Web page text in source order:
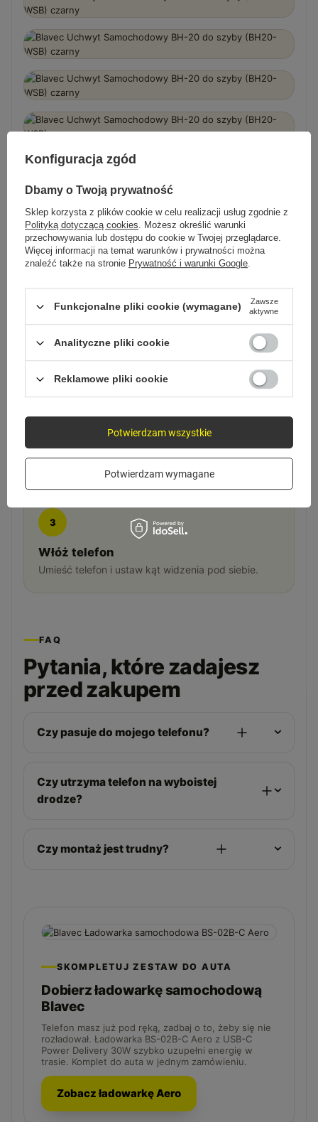
MONTAŻ W 3 KROKACH
Gotowe w kilka sekund
1
Przymocuj do szyby lub deski
Wybierz miejsce i przyłóż podstawę do szyby albo
deski rozdzielczej.
2
Dociśnij i zablokuj
stabilnie.
3
Włóż telefon
Umieść telefon i ustaw kąt widzenia pod siebie.
FAQ
Pytania, które zadajesz
przed zakupem
Czy pasuje do mojego telefonu?
Czy utrzyma telefon na wyboistej
drodze?
Czy montaż jest trudny?
SKOMPLETUJ ZESTAW DO AUTA
Dobierz ładowarkę samochodową
Blavec
Telefon masz już pod ręką, zadbaj o to, żeby się nie
rozładował. Ładowarka BS-02B-C Aero z USB-C
Power Delivery 30W szybko uzupełni energię w
trasie. Komplet do auta w jednym zamówieniu.
Zobacz ładowarkę Aero
Konfiguracja zgód
Dbamy o Twoją prywatność
Sklep korzysta z plików cookie w celu realizacji usług zgodnie z
Polityką dotyczącą cookies. Możesz określić warunki
przechowywania lub dostępu do cookie w Twojej przeglądarce.
Więcej informacji na temat warunków i prywatności można
znaleźć także na stronie Prywatność i warunki Google.
Funkcjonalne pliki cookie (wymagane)
Zawsze
aktywne
Analityczne pliki cookie
Reklamowe pliki cookie
Potwierdzam wymagane
Potwierdzam wszystkie